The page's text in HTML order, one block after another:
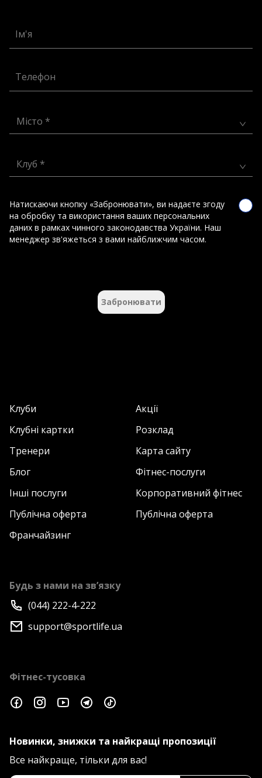
Ім'я
Телефон
Місто *
Клуб *
Натискаючи кнопку «Забронювати», ви надаєте згоду
на обробку та використання ваших персональних
даних в рамках чинного законодавства України. Наш
менеджер зв'яжеться з вами найближчим часом.
Забронювати
Клуби
Акції
Клубні картки
Розклад
Тренери
Карта сайту
Блог
Фітнес-послуги
Інші послуги
Корпоративний фітнес
Публічна оферта
Публічна оферта
Франчайзинг
Будь з нами на зв’язку
(044) 222-4-222
support@sportlife.ua
Фітнес-тусовка
Новинки, знижки та найкращі пропозиції
Все найкраще, тільки для вас!